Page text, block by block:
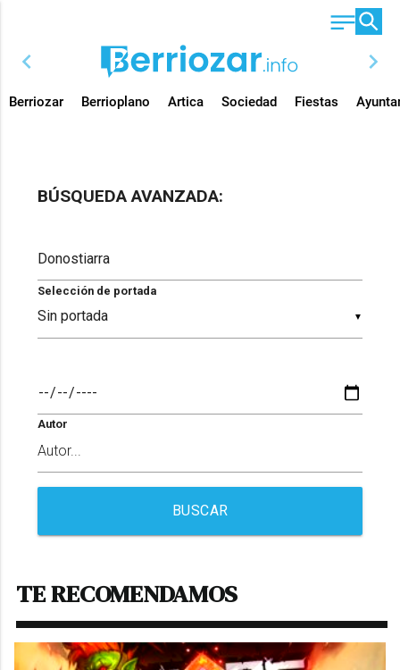
chevron_left chevron_right
Berriozar Berrioplano Artica Sociedad Fiestas
BÚSQUEDA AVANZADA:
▼
Selección de portada
Autor
BUSCAR
TE RECOMENDAMOS